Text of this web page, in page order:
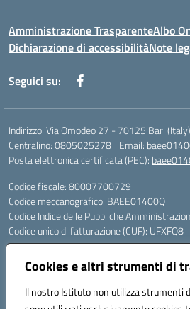
Cookies e altri strumenti di
Il nostro Istituto non utilizza strumenti
Amministrazione TrasparenteAlbo
Dichiarazione di accessibilitàNote
Seguici su:
Indirizzo:Via Omodeo 27 - 70125 Bari (Italy)
Centralino:0805025278 Email:
Posta elettronica certificata (PEC):
Codice fiscale: 80007700729
Codice meccanografico: BAEE01400Q
Codice Indice delle Pubbliche
Codice unico di fatturazione (CUF): UFXFQ8
BAEE01401R - Plesso Iqbal - scuola
5025278
BAEE01404 X - Plesso Gandhi - scuola